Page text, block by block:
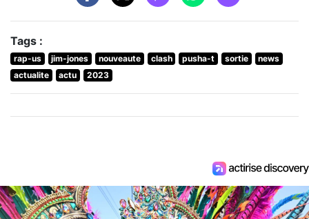
Tags :
rap-us jim-jones nouveaute clash pusha-t sortie
news
actualite
actu 2023